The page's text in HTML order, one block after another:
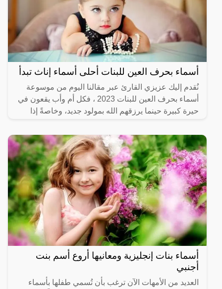
أسماء بحرف العين للبنات أحلى أسماء إناث تبدأ
نُقدم إليك عزيزي القارئ عبر مقالنا اليوم من موسوعة
أسماء بحرف العين للبنات 2023 ، فكل أم وأب يقعون في
حيرة كبيرة حينما يرزقهم الله بمولود جديد، وخاصةً إذا
أسماء بنات إنجليزية ومعانيها أروع أسم بنت
أجنبي
العديد من الأمهات الآن ترغب بأن تُسمي طفلها بأسماء